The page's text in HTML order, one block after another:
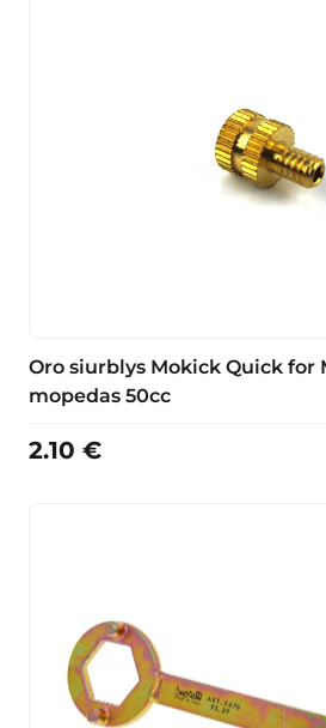
Oro siurblys Mokick Quick for
mopedas 50cc
2.10 €